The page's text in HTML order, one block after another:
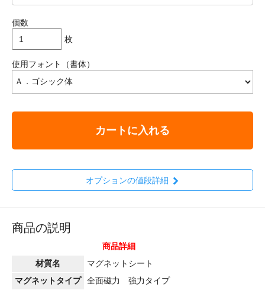
個数
枚
使用フォント（書体）
カートに入れる
オプションの値段詳細
商品の説明
商品詳細
材質名
マグネットシート
マグネットタイプ
全面磁力 強力タイプ